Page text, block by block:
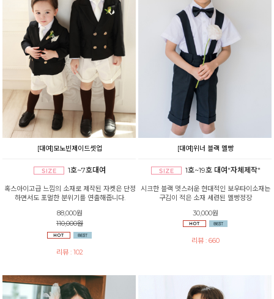
[대여]모노빈제이드셋업
1호~7호대여
혹스아이고급 느낌의 소재로 제작된 자켓은 단정
하면서도 포멀한 분위기를 연출해줍니다.
88,000원
110,000원
리뷰 : 102
[대여]위너 블랙 멜빵
1호~19호 대여"자체제작"
시크한 블랙 멋스러운 현대적인 보우타이소재는
구김이 적은 소재 세련된 멜빵정장
30,000원
리뷰 : 660